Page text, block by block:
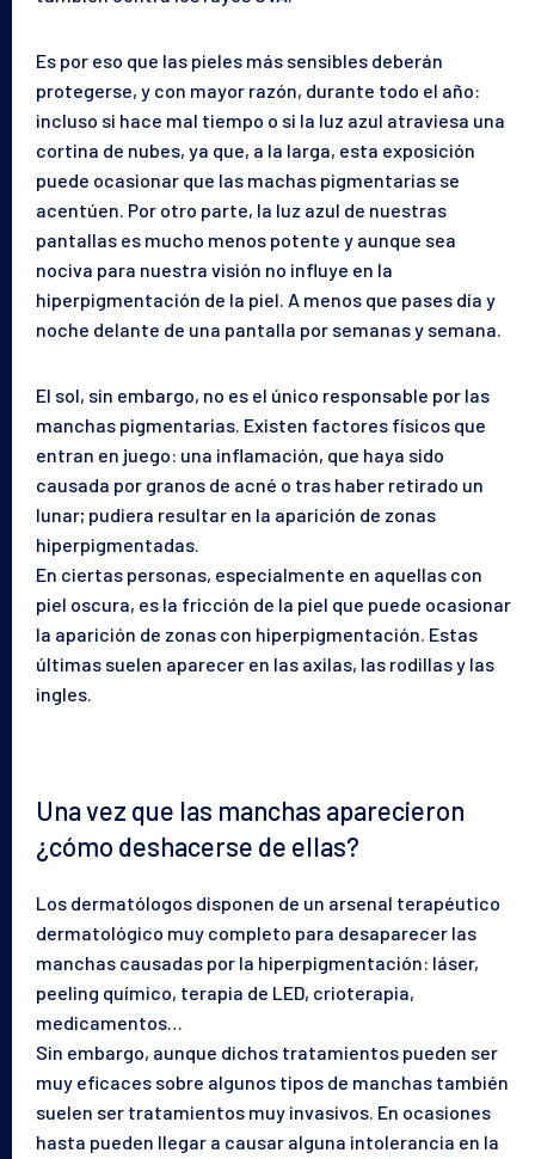
Es por eso que las pieles más sensibles deberán
protegerse, y con mayor razón, durante todo el año:
incluso si hace mal tiempo o si la luz azul atraviesa una
cortina de nubes, ya que, a la larga, esta exposición
puede ocasionar que las machas pigmentarias se
acentúen. Por otro parte, la luz azul de nuestras
pantallas es mucho menos potente y aunque sea
nociva para nuestra visión no influye en la
hiperpigmentación de la piel. A menos que pases día y
noche delante de una pantalla por semanas y semana.
El sol, sin embargo, no es el único responsable por las
manchas pigmentarias. Existen factores físicos que
entran en juego: una inflamación, que haya sido
causada por granos de acné o tras haber retirado un
lunar; pudiera resultar en la aparición de zonas
hiperpigmentadas.
En ciertas personas, especialmente en aquellas con
piel oscura, es la fricción de la piel que puede ocasionar
la aparición de zonas con hiperpigmentación. Estas
últimas suelen aparecer en las axilas, las rodillas y las
ingles.
Una vez que las manchas aparecieron
¿cómo deshacerse de ellas?
Los dermatólogos disponen de un arsenal terapéutico
dermatológico muy completo para desaparecer las
manchas causadas por la hiperpigmentación: láser,
peeling químico, terapia de LED, crioterapia,
medicamentos…
Sin embargo, aunque dichos tratamientos pueden ser
muy eficaces sobre algunos tipos de manchas también
suelen ser tratamientos muy invasivos. En ocasiones
hasta pueden llegar a causar alguna intolerancia en la